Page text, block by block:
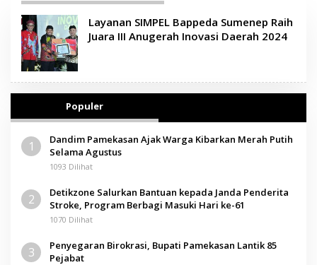
Layanan SIMPEL Bappeda Sumenep Raih
Juara III Anugerah Inovasi Daerah 2024
Populer
1
Dandim Pamekasan Ajak Warga Kibarkan Merah Putih
Selama Agustus
1093 Dilihat
2
Detikzone Salurkan Bantuan kepada Janda Penderita
Stroke, Program Berbagi Masuki Hari ke-61
1070 Dilihat
3
Penyegaran Birokrasi, Bupati Pamekasan Lantik 85
Pejabat